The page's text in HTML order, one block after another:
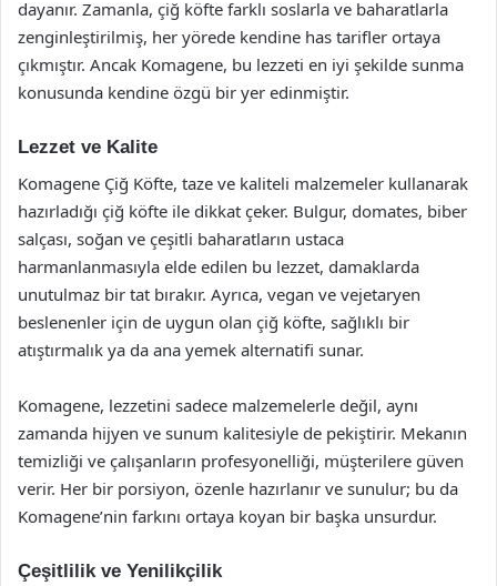
dayanır. Zamanla, çiğ köfte farklı soslarla ve baharatlarla
zenginleştirilmiş, her yörede kendine has tarifler ortaya
çıkmıştır. Ancak Komagene, bu lezzeti en iyi şekilde sunma
konusunda kendine özgü bir yer edinmiştir.
Lezzet ve Kalite
Komagene Çiğ Köfte, taze ve kaliteli malzemeler kullanarak
hazırladığı çiğ köfte ile dikkat çeker. Bulgur, domates, biber
salçası, soğan ve çeşitli baharatların ustaca
harmanlanmasıyla elde edilen bu lezzet, damaklarda
unutulmaz bir tat bırakır. Ayrıca, vegan ve vejetaryen
beslenenler için de uygun olan çiğ köfte, sağlıklı bir
atıştırmalık ya da ana yemek alternatifi sunar.
Komagene, lezzetini sadece malzemelerle değil, aynı
zamanda hijyen ve sunum kalitesiyle de pekiştirir. Mekanın
temizliği ve çalışanların profesyonelliği, müşterilere güven
verir. Her bir porsiyon, özenle hazırlanır ve sunulur; bu da
Komagene’nin farkını ortaya koyan bir başka unsurdur.
Çeşitlilik ve Yenilikçilik